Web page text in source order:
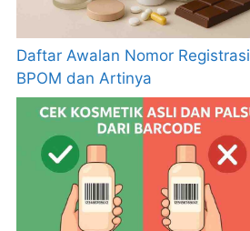
Daftar Awalan Nomor Registrasi
BPOM dan Artinya